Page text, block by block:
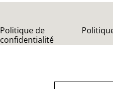
Politique de
confidentialité